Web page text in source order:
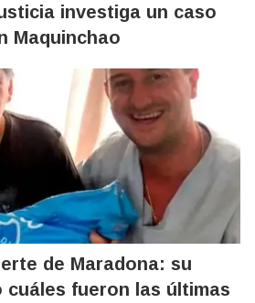
investiga un caso
Maquinchao
de Maradona: su
cuáles fueron las últimas